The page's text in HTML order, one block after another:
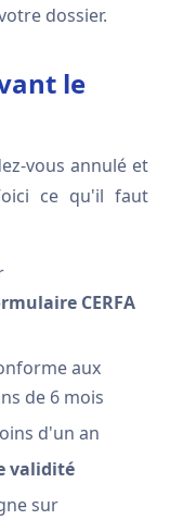
dossier.
le
vous annulé et
ce qu'il faut
CERFA
aux
de 6 mois
d'un an
validité
sur